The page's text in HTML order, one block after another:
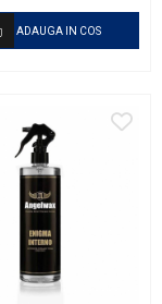
ADAUGA IN COS